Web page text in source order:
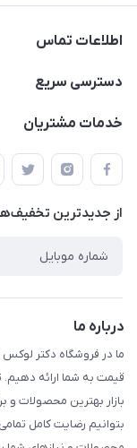
اطلاعات تماس
09052448002
ای پاساژ محمودی
دسترسی سریع
حساب کاربری
لیست محصولات
درباره ما
خدمات مشتریان
قوانین و مقررات
حریم خصوصی
راهنما
از جدید‌ترین
درباره ما
ما در فروشگاه دکتر
قیمت به شما ارائه دهیم.
بازار بهترین محصولات و
بتوانیم رضایت کامل